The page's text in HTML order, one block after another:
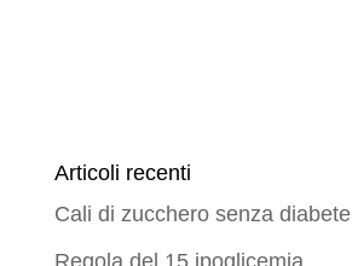
Articoli recenti
Cali di zucchero senza diabete
Regola del 15 ipoglicemia